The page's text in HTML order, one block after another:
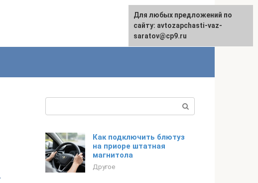
English
Как подключить блютуз
на приоре штатная
магнитола
Другое
Для любых предложений по
сайту: avtozapchasti-vaz-
saratov@cp9.ru